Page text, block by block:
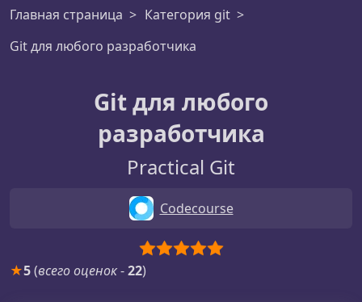
Главная страница
Категория git
Git для любого разработчика
Git для любого
разработчика
Practical Git
Codecourse
★5(всего оценок-22)